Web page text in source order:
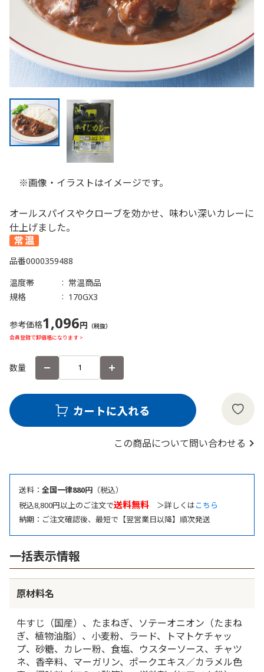
※画像・イラストはイメージです。
オールスパイスやクローブを効かせ、味わい深いカレーに
仕上げました。
品番0000359488
温度帯
常温商品
規格
170GX3
参考価格1,096円 （税抜）
会員登録で卸価格になります >
数量
この商品について問い合わせる
送料： 全国一律880円 （税込）
税込8,800円以上のご注文で送料無料 ＞詳しくはこちら
納期：ご注文確認後、最短で【翌営業日以降】順次発送
一括表示情報
原材料名
牛すじ（国産）、たまねぎ、ソテーオニオン（たまね
ぎ、植物油脂）、小麦粉、ラード、トマトケチャッ
プ、砂糖、カレー粉、食塩、ウスターソース、チャツ
ネ、香辛料、マーガリン、ポークエキス／カラメル色